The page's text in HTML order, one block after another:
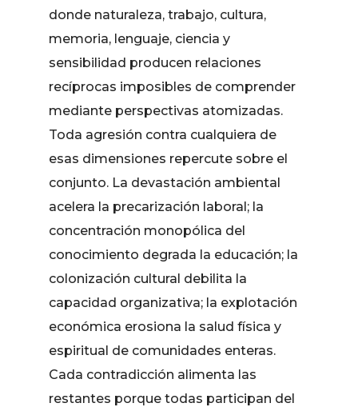
donde naturaleza, trabajo, cultura,
memoria, lenguaje, ciencia y
sensibilidad producen relaciones
recíprocas imposibles de comprender
mediante perspectivas atomizadas.
Toda agresión contra cualquiera de
esas dimensiones repercute sobre el
conjunto. La devastación ambiental
acelera la precarización laboral; la
concentración monopólica del
conocimiento degrada la educación; la
colonización cultural debilita la
capacidad organizativa; la explotación
económica erosiona la salud física y
espiritual de comunidades enteras.
Cada contradicción alimenta las
restantes porque todas participan del